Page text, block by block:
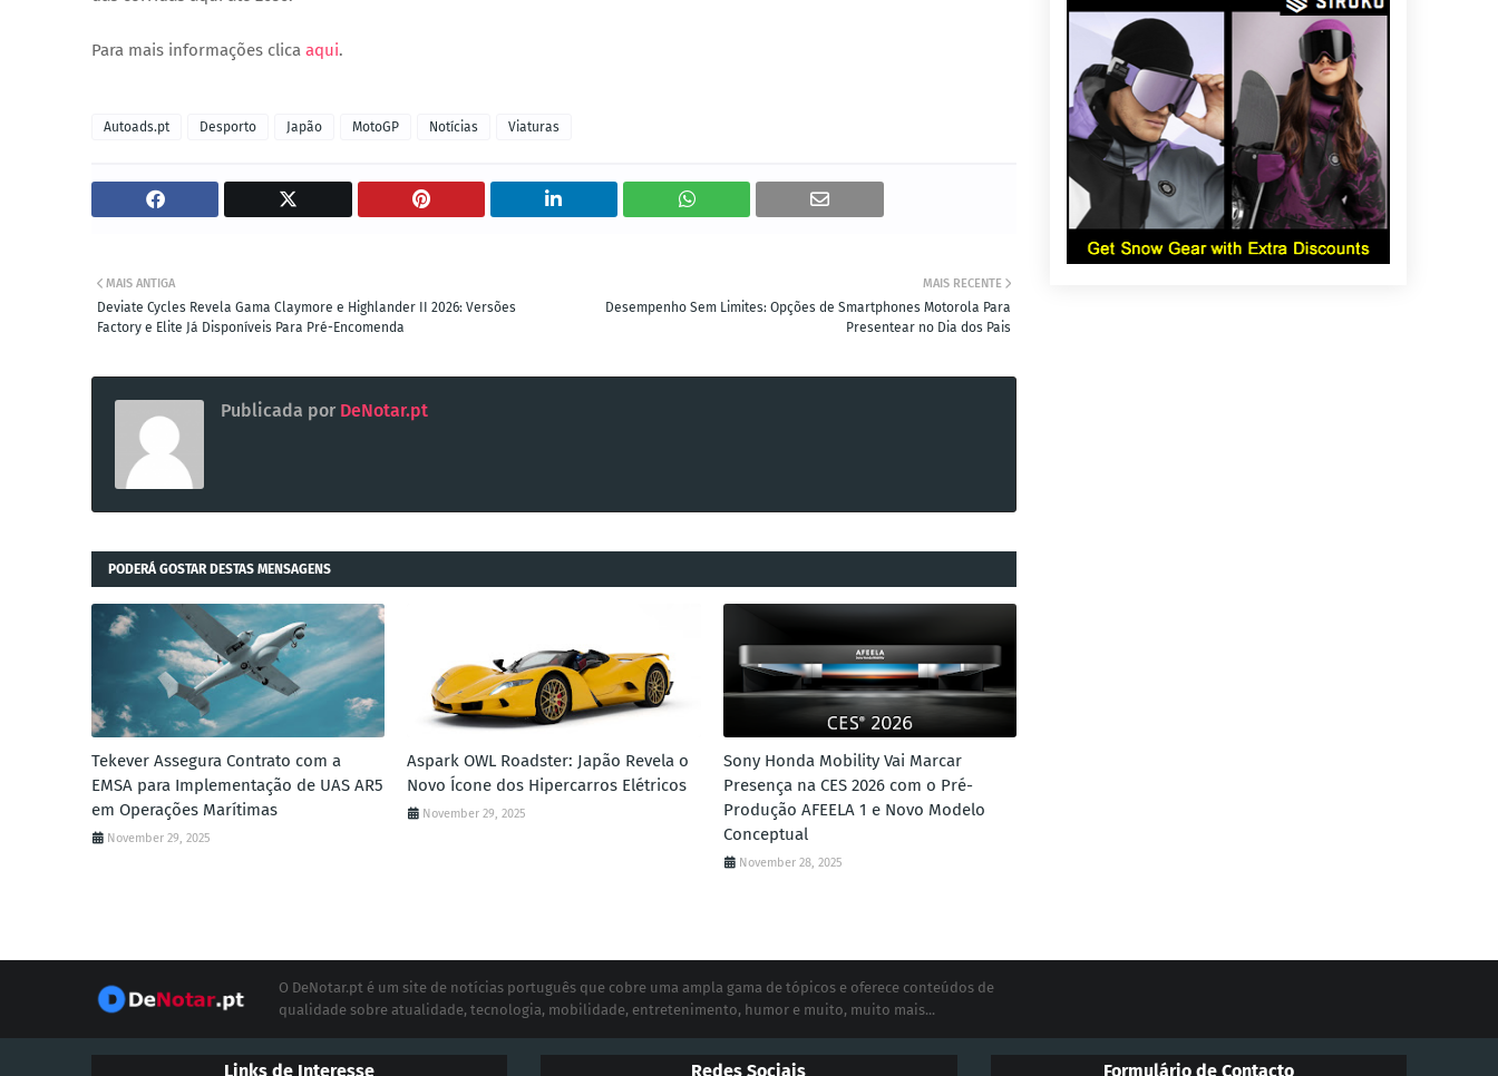
Para mais informações clica aqui.
Autoads.pt Desporto Japão MotoGP Notícias Viaturas
MAIS RECENTE
Desempenho Sem Limites: Opções de Smartphones Motorola Para
Presentear no Dia dos Pais
MAIS ANTIGA
Deviate Cycles Revela Gama Claymore e Highlander II 2026: Versões
Factory e Elite Já Disponíveis Para Pré-Encomenda
Publicada por DeNotar.pt
PODERÁ GOSTAR DESTAS MENSAGENS
Tekever Assegura Contrato com a
EMSA para Implementação de UAS AR5
em Operações Marítimas
November 29, 2025
Aspark OWL Roadster: Japão Revela o
Novo Ícone dos Hipercarros Elétricos
November 29, 2025
Sony Honda Mobility Vai Marcar
Presença na CES 2026 com o Pré-
Produção AFEELA 1 e Novo Modelo
Conceptual
November 28, 2025
O DeNotar.pt é um site de notícias português que cobre uma ampla gama de tópicos e oferece conteúdos de
qualidade sobre atualidade, tecnologia, mobilidade, entretenimento, humor e muito, muito mais...
Links de Interesse Redes Sociais Formulário de Contacto